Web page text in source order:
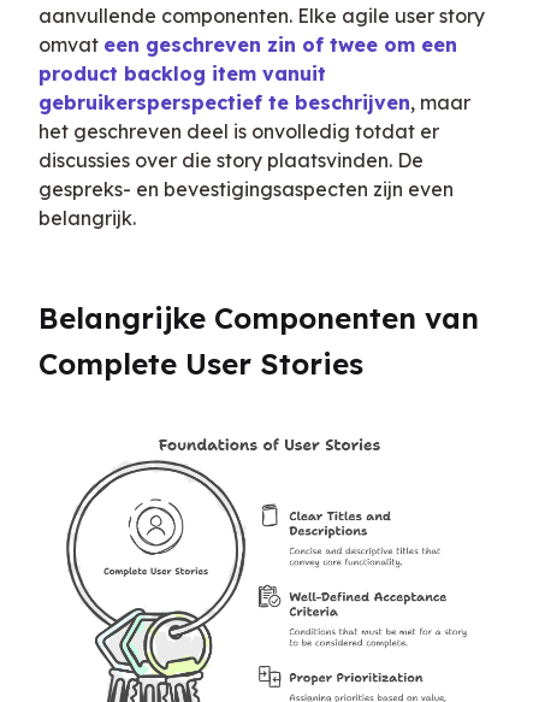
aanvullende componenten. Elke agile user story
omvat een geschreven zin of twee om een
product backlog item vanuit
gebruikersperspectief te beschrijven, maar
het geschreven deel is onvolledig totdat er
discussies over die story plaatsvinden. De
gespreks- en bevestigingsaspecten zijn even
belangrijk.
Belangrijke Componenten van
Complete User Stories